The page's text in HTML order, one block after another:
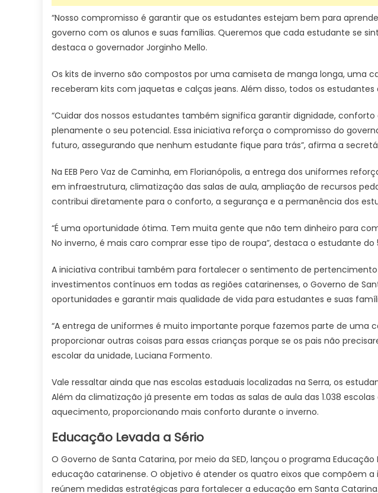
“Nosso compromisso é garantir que os estudantes estejam bem para
governo com os alunos e suas famílias. Queremos que cada estudante se
destaca o governador Jorginho Mello.
Os kits de inverno são compostos por uma camiseta de manga longa, uma
receberam kits com jaquetas e calças jeans. Além disso, todos os
“Cuidar dos nossos estudantes também significa garantir dignidade,
plenamente o seu potencial. Essa iniciativa reforça o compromisso do
futuro, assegurando que nenhum estudante fique para trás”, afirma a
Na EEB Pero Vaz de Caminha, em Florianópolis, a entrega dos uniformes
em infraestrutura, climatização das salas de aula, ampliação de recursos
contribui diretamente para o conforto, a segurança e a permanência dos
“É uma oportunidade ótima. Tem muita gente que não tem dinheiro para
No inverno, é mais caro comprar esse tipo de roupa”, destaca o estudante do
A iniciativa contribui também para fortalecer o sentimento de
investimentos contínuos em todas as regiões catarinenses, o Governo de
oportunidades e garantir mais qualidade de vida para estudantes e suas
“A entrega de uniformes é muito importante porque fazemos parte de uma
proporcionar outras coisas para essas crianças porque se os pais não
escolar da unidade, Luciana Formento.
Vale ressaltar ainda que nas escolas estaduais localizadas na Serra, os
Além da climatização já presente em todas as salas de aula das 1.038
aquecimento, proporcionando mais conforto durante o inverno.
Educação Levada a Sério
O Governo de Santa Catarina, por meio da SED, lançou o programa
educação catarinense. O objetivo é atender os quatro eixos que compõem a
reúnem medidas estratégicas para fortalecer a educação em Santa Catarina.